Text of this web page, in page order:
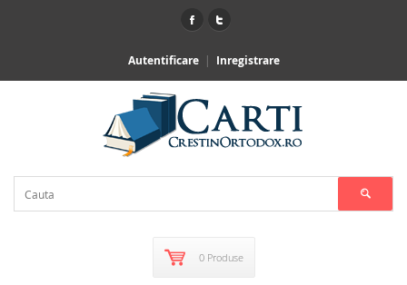
Autentificare Inregistrare
0 Produse